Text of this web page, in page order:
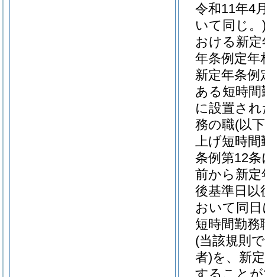
令和11年4
いて同じ。
おける新
年条例定年
新定年条
ある短時
に設置さ
務の職(以
上げ短時
条例第12
前から新
後基準日
おいて同
短時間勤
(当該規則
者)を、新
すること